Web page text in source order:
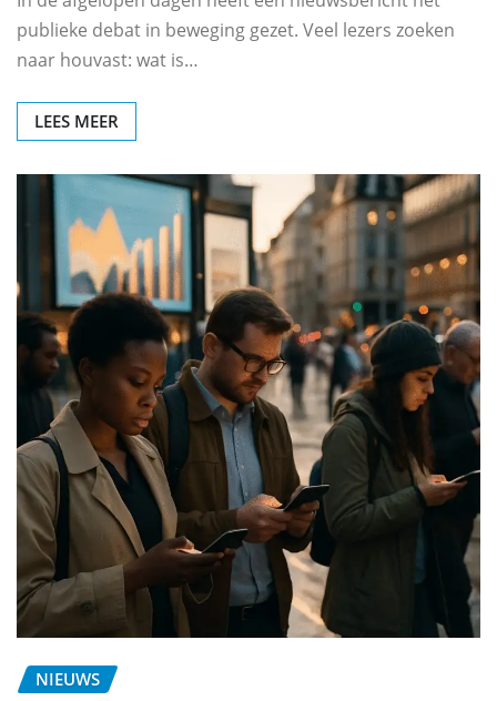
publieke debat in beweging gezet. Veel lezers zoeken
naar houvast: wat is…
LEES MEER
NIEUWS